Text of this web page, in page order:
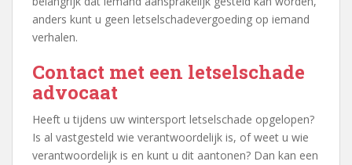
anders kunt u geen letselschadevergoeding op iemand
verhalen.
Contact met een letselschade
advocaat
Heeft u tijdens uw wintersport letselschade opgelopen?
Is al vastgesteld wie verantwoordelijk is, of weet u wie
verantwoordelijk is en kunt u dit aantonen? Dan kan een